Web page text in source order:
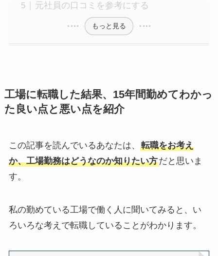
元社員の口コミを参考にする
もっと見る
工場に転職した結果、15年間勤めてわかっ
た良い点と悪い点を紹介
この記事を読んでいるあなたは、 転職をお考え
か、工場勤務はどうなのか知りたい方だと思いま
す。
私の勤めている工場で働く人に聞いてみると、い
ろいろな考えで転職していることがわかります。